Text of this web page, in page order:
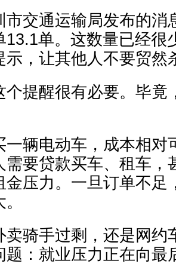
通运输局发布的消
13.1单。这数量已经很
示，让其他人不要贸然
醒很有必要。毕竟
电动车，成本相对
需要贷款买车、租车，
金压力。一旦订单不足
手过剩，还是网约
：就业压力正在向最